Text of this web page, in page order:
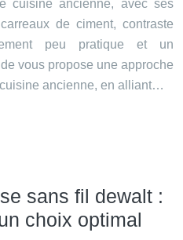
cuisine ancienne, avec ses
de ciment, contraste
peu pratique et un
vous propose une approche
ancienne, en alliant…
sans fil dewalt :
choix optimal